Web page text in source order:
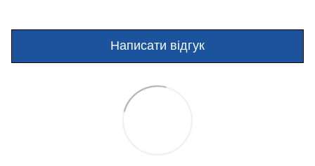
Написати відгук